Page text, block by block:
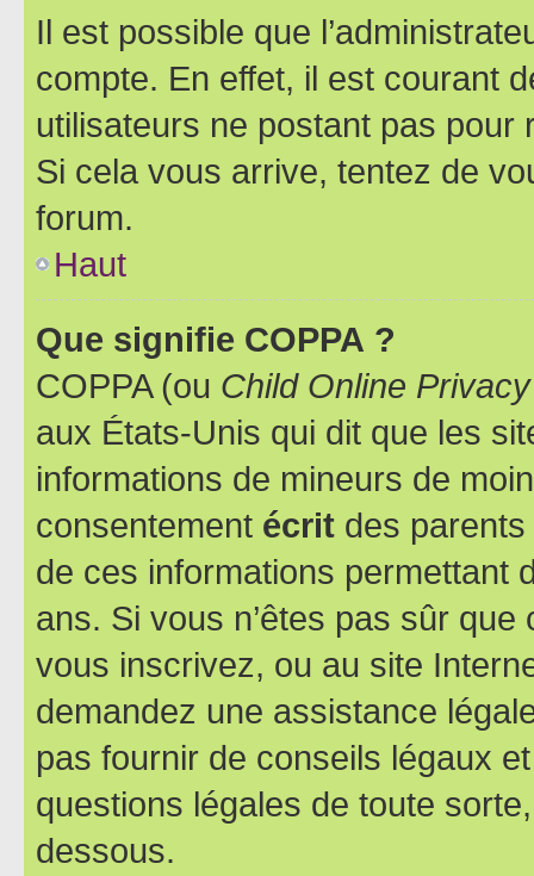
Il est possible que
compte. En effet, il est courant
utilisateurs ne postant pas pour
Si cela vous arrive, tentez de
forum.
Haut
Que signifie COPPA ?
COPPA (ou Child Online
aux États-Unis qui dit que les
informations de mineurs de
consentement écrit des parents
de ces informations permettant
ans. Si vous n’êtes pas sûr
vous inscrivez, ou au site
demandez une assistance
pas fournir de conseils légaux
questions légales de toute
dessous.